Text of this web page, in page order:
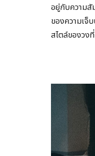
อยู่กับความสั
ของความเจ็
สไตล์ของวง